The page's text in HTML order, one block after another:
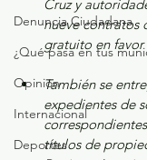
Denuncia Ciudadana
¿Qué pasa en tus
Opinión
Internacional
Deportes
Cruz y
nueve contratos
gratuito en
También se
expedientes de
títulos de